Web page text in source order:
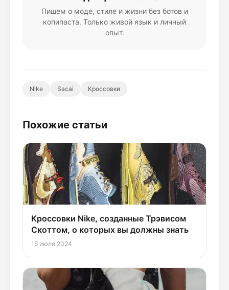
Пишем о моде, стиле и жизни без ботов и
копипаста. Только живой язык и личный
опыт.
Nike Sacai Кроссовки
Похожие статьи
Кроссовки Nike, созданные Трэвисом
Скоттом, о которых вы должны знать
16 июля 2024